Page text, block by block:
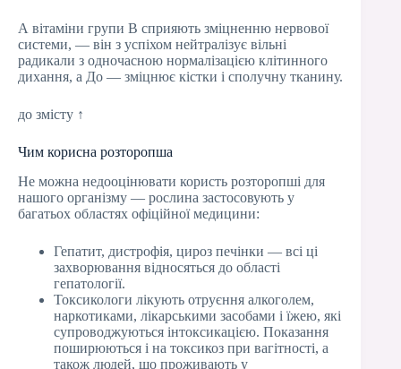
А вітаміни групи В сприяють зміцненню нервової
системи, — він з успіхом нейтралізує вільні
радикали з одночасною нормалізацією клітинного
дихання, а До — зміцнює кістки і сполучну тканину.
до змісту ↑
Чим корисна розторопша
Не можна недооцінювати користь розторопші для
нашого організму — рослина застосовують у
багатьох областях офіційної медицини:
Гепатит, дистрофія, цироз печінки — всі ці
захворювання відносяться до області
гепатології.
Токсикологи лікують отруєння алкоголем,
наркотиками, лікарськими засобами і їжею, які
супроводжуються інтоксикацією. Показання
поширюються і на токсикоз при вагітності, а
також людей, що проживають у